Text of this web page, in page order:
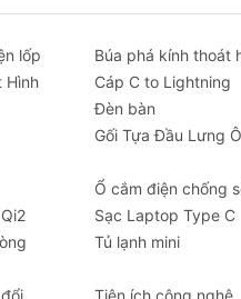
lốp Búa phá kính thoát
Hình Cáp C to Lightning
Đèn bàn
Gối Tựa Đầu Lưng
Ổ cắm điện chống
Sạc Laptop Type C
Tủ lạnh mini
Tiện ích công nghệ